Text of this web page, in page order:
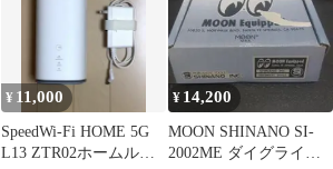
¥ 11,000
SpeedWi-Fi HOME 5G
L13 ZTR02ホームルー
¥ 14,200
MOON SHINANO SI-
2002ME ダイグライン